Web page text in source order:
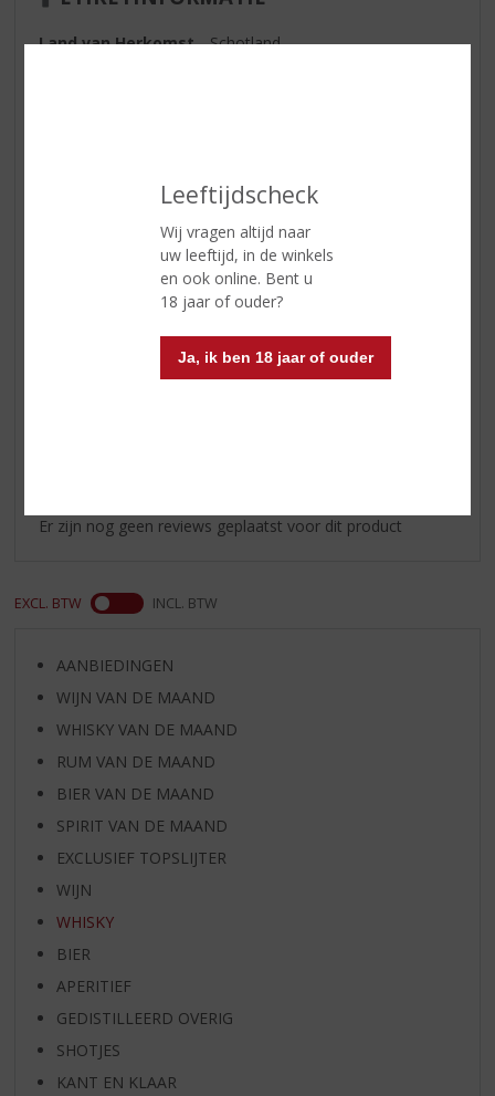
Leeftijdscheck
Wij vragen altijd naar
uw leeftijd, in de winkels
en ook online. Bent u
18 jaar of ouder?
Ja, ik ben 18 jaar of ouder
Land van Herkomst
Schotland
Smaaktype Whisky
Mild & Zacht
goud
Verse appel, vanille en eikenhout
Graan, honing en vanille
Lichte frisse afdronk
Er zijn nog geen reviews geplaatst voor dit product
EXCL. BTW INCL. BTW
AANBIEDINGEN
WIJN VAN DE MAAND
WHISKY VAN DE MAAND
RUM VAN DE MAAND
BIER VAN DE MAAND
SPIRIT VAN DE MAAND
EXCLUSIEF TOPSLIJTER
WIJN
WHISKY
BIER
APERITIEF
GEDISTILLEERD OVERIG
SHOTJES
KANT EN KLAAR